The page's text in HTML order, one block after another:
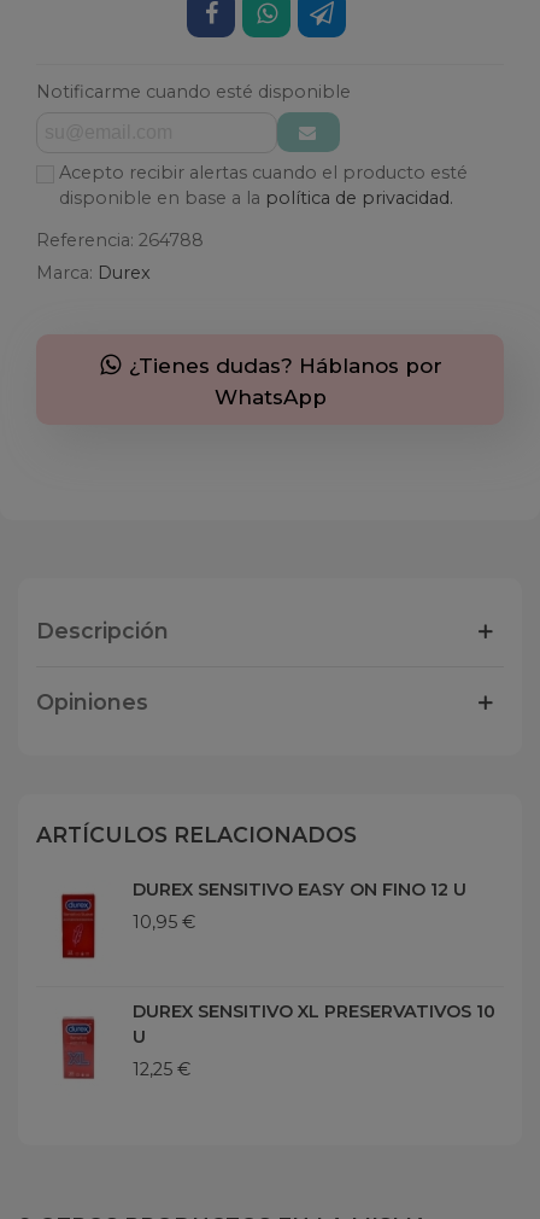
Notificarme cuando esté disponible
Acepto recibir alertas cuando el producto esté
disponible en base a la política de privacidad.
Referencia: 264788
Marca: Durex
¿Tienes dudas? Háblanos por
WhatsApp
Descripción
Opiniones
ARTÍCULOS RELACIONADOS
DUREX SENSITIVO EASY ON FINO 12 U
10,95 €
DUREX SENSITIVO XL PRESERVATIVOS 10
U
12,25 €